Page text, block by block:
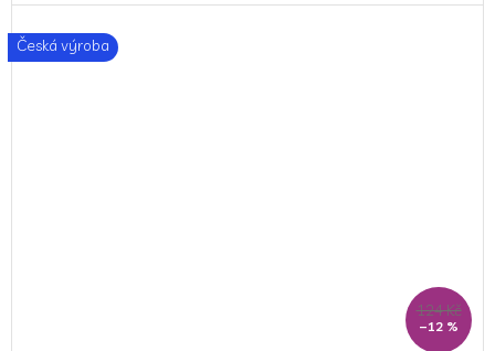
5,0
z
5
Česká výroba
124 Kč
–12 %